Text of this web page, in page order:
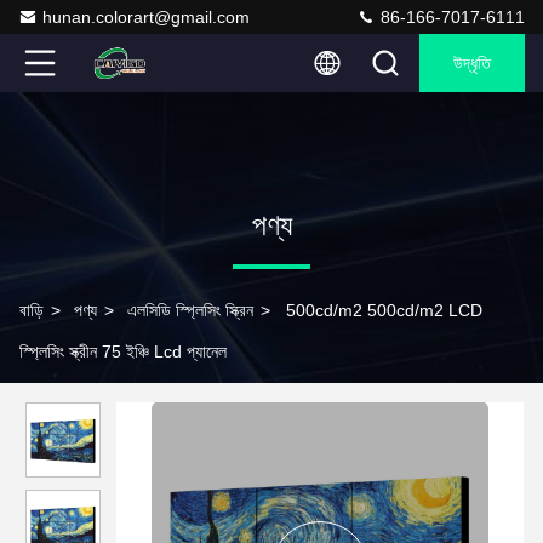
hunan.colorart@gmail.com 86-166-7017-6111
উদ্ধৃতি
পণ্য
বাড়ি > পণ্য > এলসিডি স্প্লিসিং স্ক্রিন > 500cd/m2 500cd/m2 LCD
স্প্লিসিং স্ক্রীন 75 ইঞ্চি Lcd প্যানেল